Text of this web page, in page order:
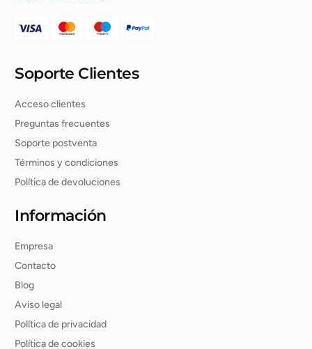
Soporte Clientes
Acceso clientes
Preguntas frecuentes
Soporte postventa
Términos y condiciones
Política de devoluciones
Información
Empresa
Contacto
Blog
Aviso legal
Política de privacidad
Política de cookies